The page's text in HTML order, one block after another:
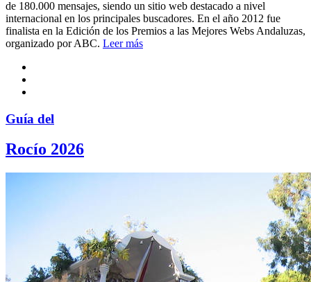
de 180.000 mensajes, siendo un sitio web destacado a nivel
internacional en los principales buscadores. En el año 2012 fue
finalista en la Edición de los Premios a las Mejores Webs Andaluzas,
organizado por ABC. Leer más
Guía del
Rocío 2026